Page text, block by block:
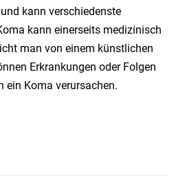
kann verschiedenste
kann einerseits medizinisch
man von einem künstlichen
Erkrankungen oder Folgen
ein Koma verursachen.